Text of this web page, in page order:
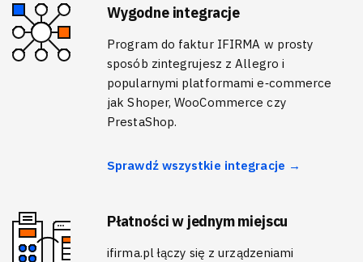
Wygodne integracje
Program do faktur IFIRMA w prosty
sposób zintegrujesz z Allegro i
popularnymi platformami e‑commerce
jak Shoper, WooCommerce czy
PrestaShop.
Sprawdź wszystkie integracje →
Płatności w jednym miejscu
ifirma.pl łączy się z urządzeniami